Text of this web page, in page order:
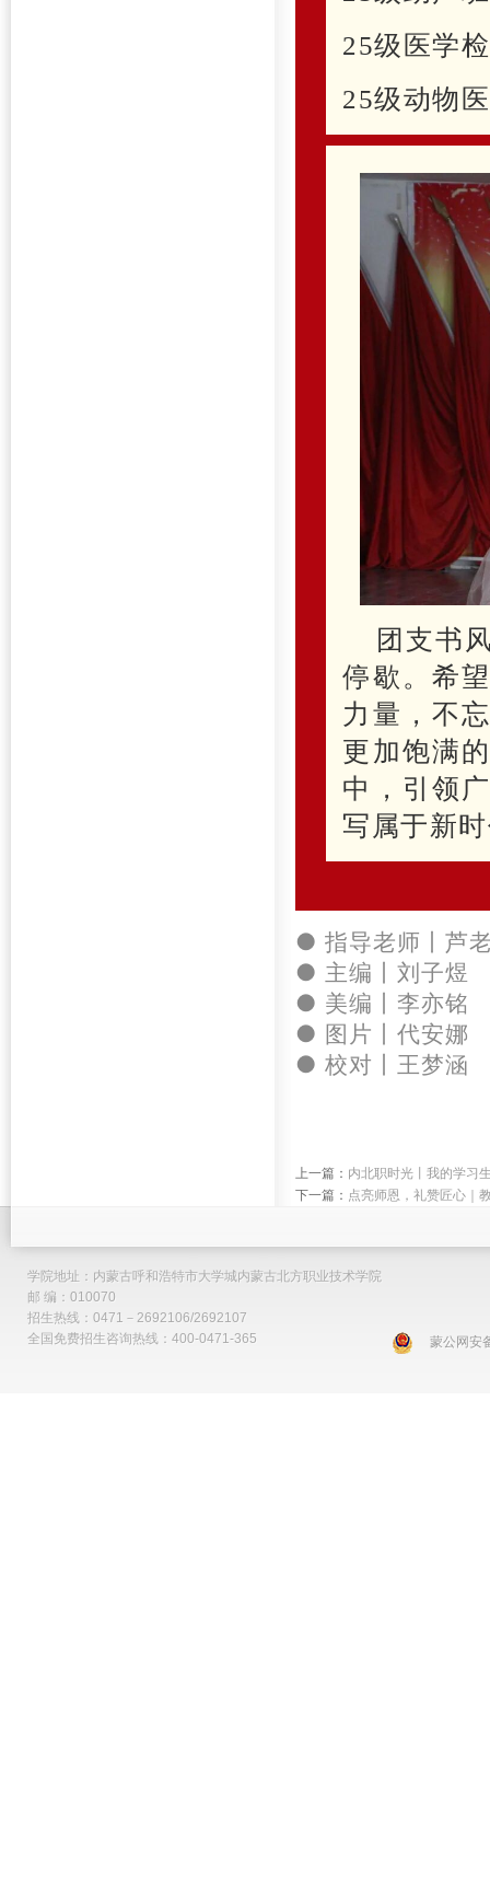
25级医学
25级动物
团支书
停歇。希
力量，不
更加饱满
中，引领
写属于新
● 指导老师丨芦
● 主编丨刘子煜
● 美编 丨李亦铭
● 图片丨 代安娜
● 校对丨王梦涵
上一篇： 内北职时光丨我的学习
下一篇： 点亮师恩，礼赞匠心｜
学院地址：内蒙古呼和浩特市大学城内蒙古北方职业技术学院
邮 编：010070
招生热线：0471－2692106/2692107
全国免费招生咨询热线：400-0471-365
蒙公网安